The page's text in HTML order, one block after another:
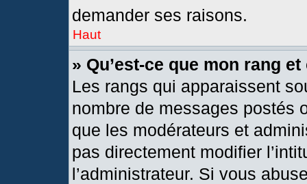
demander ses raisons.
Haut
» Qu’est-ce que mon rang
Les rangs qui apparaissent
nombre de messages postés
que les modérateurs et
pas directement modifier
l’administrateur. Si vous